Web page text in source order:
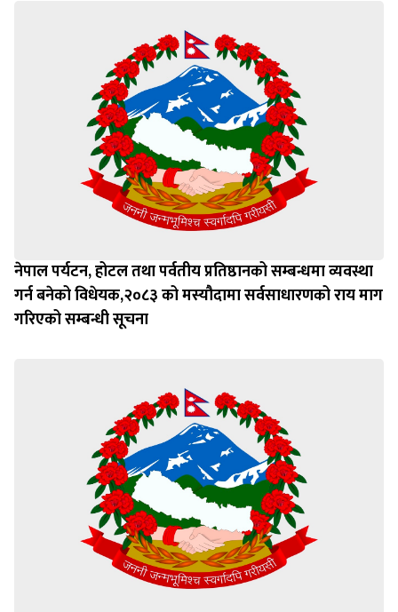
नेपाल पर्यटन, होटल तथा पर्वतीय प्रतिष्ठानको सम्बन्धमा व्यवस्था
गर्न बन‍ेको विधेयक,२०८३ को मस्यौदामा सर्वसाधारणको राय माग
गरिएको सम्बन्धी सूचना